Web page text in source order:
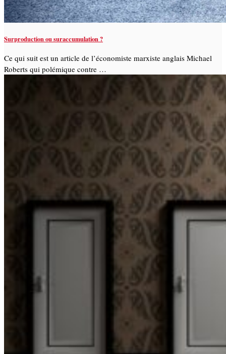
Surproduction ou suraccumulation ?
Ce qui suit est un article de l’économiste marxiste anglais Michael
Roberts qui polémique contre …